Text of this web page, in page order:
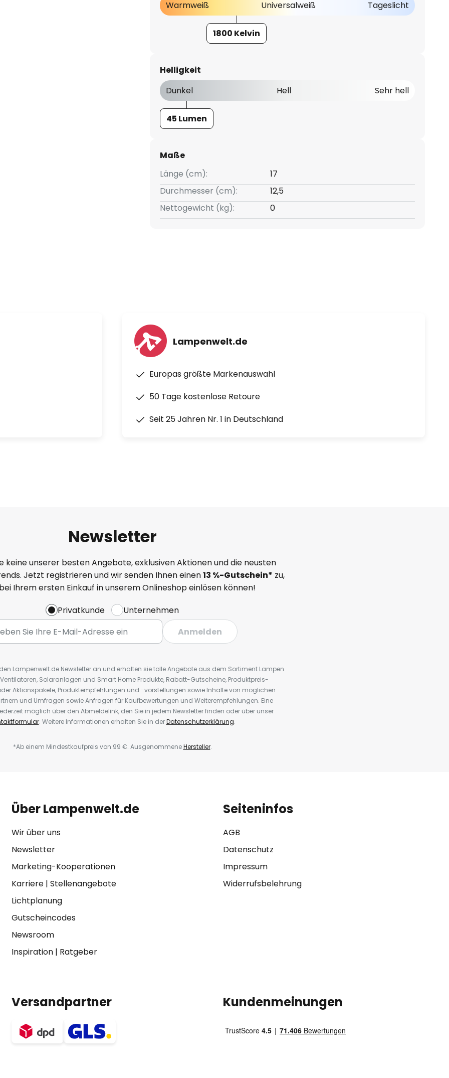
Warmweiß
Universalweiß Tageslicht
1800 Kelvin
Helligkeit
Dunkel
Hell Sehr hell
45 Lumen
Maße
Länge (cm):
17
Durchmesser (cm):
12,5
Nettogewicht (kg):
0
Lampenwelt.de
Europas größte Markenauswahl
50 Tage kostenlose Retoure
Seit 25 Jahren Nr. 1 in Deutschland
Newsletter
keine unserer besten Angebote, exklusiven Aktionen und die neusten
Jetzt registrieren und wir senden Ihnen einen13 %-Gutschein* zu,
Ihrem ersten Einkauf in unserem Onlineshop einlösen können!
Privatkunde
Unternehmen
Anmelden
Lampenwelt.de Newsletter an und erhalten sie tolle Angebote aus dem Sortiment Lampen
Solaranlagen und Smart Home Produkte, Rabatt-Gutscheine, Produktpreis-
Aktionspakete, Produktempfehlungen und -vorstellungen sowie Inhalte von möglichen
und Umfragen sowie Anfragen für Kaufbewertungen und Weiterempfehlungen. Eine
möglich über den Abmeldelink, den Sie in jedem Newsletter finden oder über unser
. Weitere Informationen erhalten Sie in derDatenschutzerklärung.
*Ab einem Mindestkaufpreis von 99 €. AusgenommeneHersteller.
Über Lampenwelt.de
Wir über uns
Newsletter
Marketing-Kooperationen
Karriere| Stellenangebote
Lichtplanung
Gutscheincodes
Newsroom
Inspiration| Ratgeber
Seiteninfos
AGB
Datenschutz
Impressum
Widerrufsbelehrung
Versandpartner Kundenmeinungen